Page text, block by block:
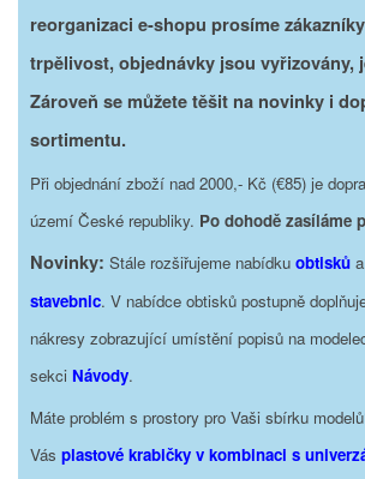
reorganizaci e-shopu prosíme
trpělivost, objednávky jsou vyřizovány,
Zároveň se můžete těšit na novinky i
sortimentu.
Při objednání zboží nad 2000,- Kč (€85) je
území České republiky. Po dohodě zasíláme
Novinky: Stále rozšiřujeme nabídku obtisků a
stavebnic. V nabídce obtisků postupně
nákresy zobrazující umístění popisů na
sekci Návody.
Máte problém s prostory pro Vaši sbírku
Vás plastové krabičky v kombinaci s